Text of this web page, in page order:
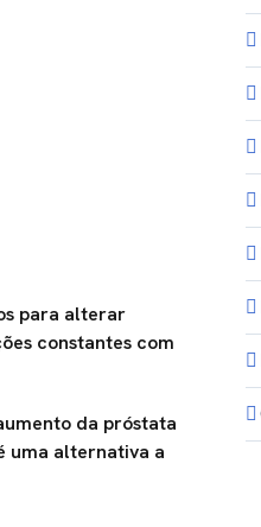
para alterar
constantes com
da próstata
uma alternativa a